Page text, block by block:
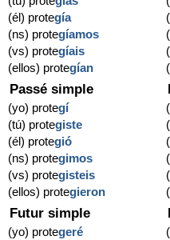
(él) protegía
(ns) protegíamos
(vs) protegíais
(ellos) protegían
Passé simple
(yo) protegí
(tú) protegiste
(él) protegió
(ns) protegimos
(vs) protegisteis
(ellos) protegieron
Futur simple
(yo) protegeré